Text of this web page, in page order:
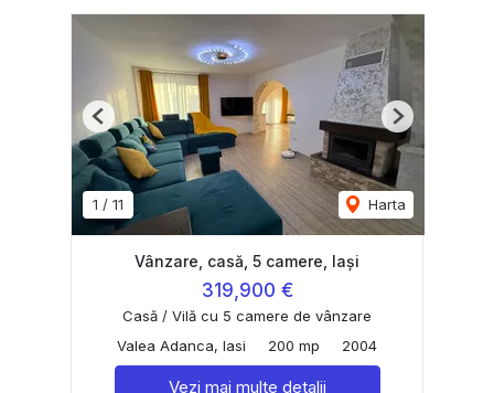
1 / 11 Harta
Previous Next
Vânzare, casă, 5 camere, Iași
319,900 €
Casă / Vilă cu 5 camere de vânzare
Valea Adanca, Iasi
200 mp 2004
Vezi mai multe detalii